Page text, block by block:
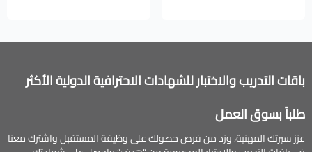
باقات التدريب والاختبار للشهادات الاحترافية الدولية الأكثر
طلباً بسوق العمل
عزز سيرتك المهنية، وزد من فرص حصولك على وظيفة المستقبل واشترك معنا